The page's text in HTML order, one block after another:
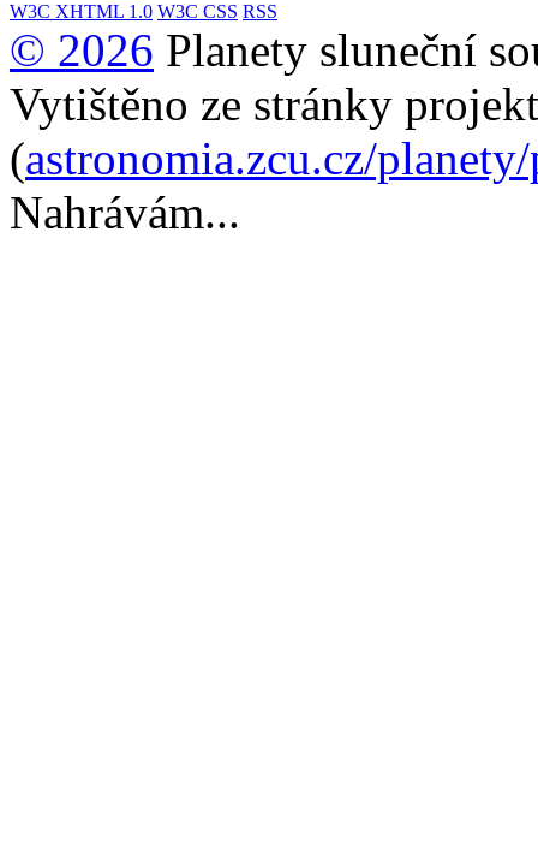
W3C XHTML 1.0 W3C CSS RSS
© 2026 Planety sluneční
Vytištěno ze stránky
(astronomia.zcu.cz/
Nahrávám...